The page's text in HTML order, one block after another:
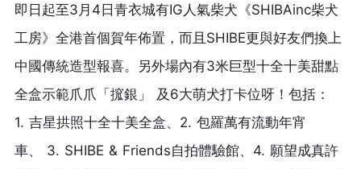
即日起至3 月 4 日青衣城有IG 人氣柴犬《SHIBAinc柴犬
工房》 全港首個賀年佈置，而且 SHIBE更與好友們換上
中國傳統造型報喜。另外場內有3米巨型十全十美甜點
全盒示範爪爪「搲銀」
及 6大萌犬打卡位呀！包括：
1. 吉星拱照十全十美全盒、 2. 包羅萬有流動年宵
車、
3. SHIBE & Friends自拍體驗館、 4. 願望成真許